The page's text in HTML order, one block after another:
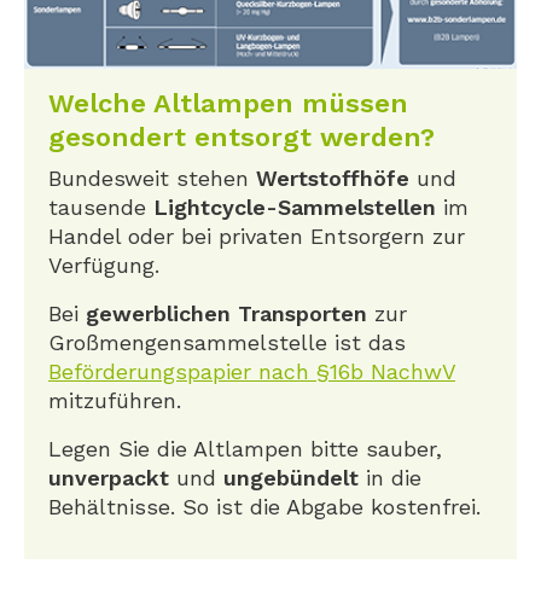
Welche Altlampen müssen
gesondert entsorgt werden?
Bundesweit stehen Wertstoffhöfe und
tausende Lightcycle-Sammelstellen im
Handel oder bei privaten Entsorgern zur
Verfügung.
Bei gewerblichen Transporten zur
Großmengensammelstelle ist das
Beförderungspapier nach §16b NachwV
mitzuführen.
Legen Sie die Altlampen bitte sauber,
unverpackt und ungebündelt in die
Behältnisse. So ist die Abgabe kostenfrei.